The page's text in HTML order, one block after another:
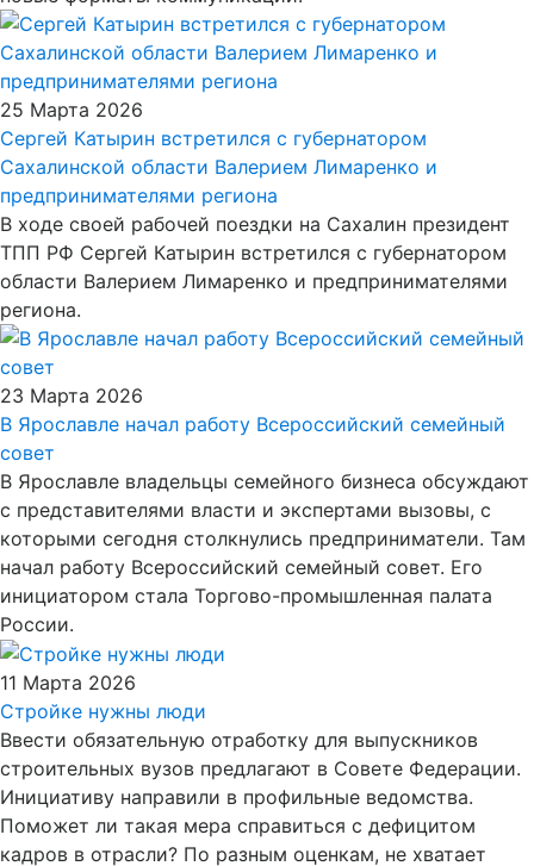
25 Марта 2026
Сергей Катырин встретился с губернатором
Сахалинской области Валерием Лимаренко и
предпринимателями региона
В ходе своей рабочей поездки на Сахалин президент
ТПП РФ Сергей Катырин встретился с губернатором
области Валерием Лимаренко и предпринимателями
региона.
23 Марта 2026
В Ярославле начал работу Всероссийский семейный
совет
В Ярославле владельцы семейного бизнеса обсуждают
с представителями власти и экспертами вызовы, с
которыми сегодня столкнулись предприниматели. Там
начал работу Всероссийский семейный совет. Его
инициатором стала Торгово-промышленная палата
России.
11 Марта 2026
Стройке нужны люди
Ввести обязательную отработку для выпускников
строительных вузов предлагают в Совете Федерации.
Инициативу направили в профильные ведомства.
Поможет ли такая мера справиться с дефицитом
кадров в отрасли? По разным оценкам, не хватает